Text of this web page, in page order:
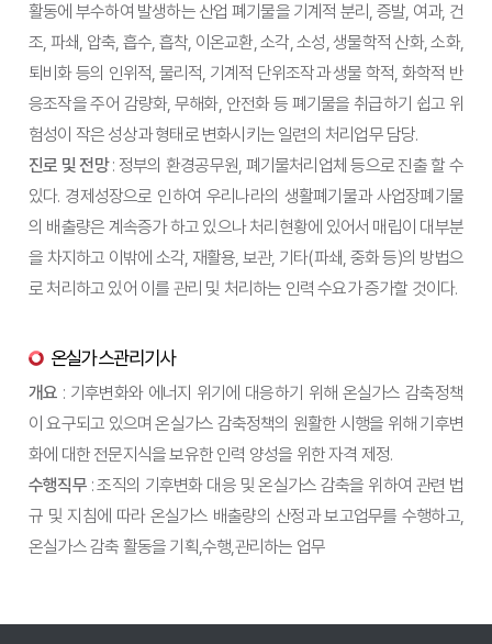
활동에 부수하여 발생하는 산업 폐기물을 기계적 분리, 증발, 여과, 건
조, 파쇄, 압축, 흡수, 흡착, 이온교환, 소각, 소성, 생물학적 산화, 소화,
퇴비화 등의 인위적, 물리적, 기계적 단위조작과 생물 학적, 화학적 반
응조작을 주어 감량화, 무해화, 안전화 등 폐기물을 취급하기 쉽고 위
험성이 작은 성상과 형태로 변화시키는 일련의 처리업무 담당.
진로 및 전망: 정부의 환경공무원, 폐기물처리업체 등으로 진출 할 수
있다. 경제성장으로 인하여 우리나라의 생활폐기물과 사업장폐기물
의 배출량은 계속증가 하고 있으나 처리현황에 있어서 매립이 대부분
을 차지하고 이밖에 소각, 재활용, 보관, 기타(파쇄, 중화 등)의 방법으
로 처리하고 있어 이를 관리 및 처리하는 인력 수요가 증가할 것이다.
온실가스관리기사
개요 : 기후변화와 에너지 위기에 대응하기 위해 온실가스 감축정책
이 요구되고 있으며 온실가스 감축정책의 원활한 시행을 위해 기후변
화에 대한 전문지식을 보유한 인력 양성을 위한 자격 제정.
수행직무: 조직의 기후변화 대응 및 온실가스 감축을 위하여 관련 법
규 및 지침에 따라 온실가스 배출량의 산정과 보고업무를 수행하고,
온실가스 감축 활동을 기획,수행,관리하는 업무